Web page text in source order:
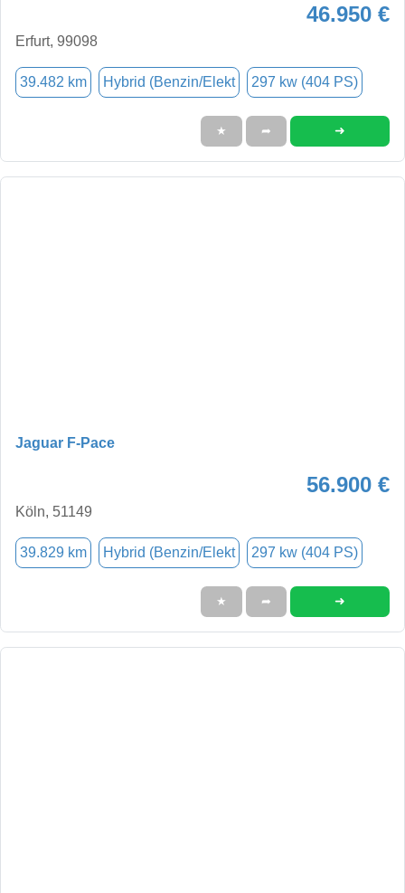
46.950 €
Erfurt, 99098
39.482 km Hybrid (Benzin/Elekt 297 kw (404 PS)
★ ➦ ➜
Jaguar F-Pace
56.900 €
Köln, 51149
39.829 km Hybrid (Benzin/Elekt 297 kw (404 PS)
★ ➦ ➜